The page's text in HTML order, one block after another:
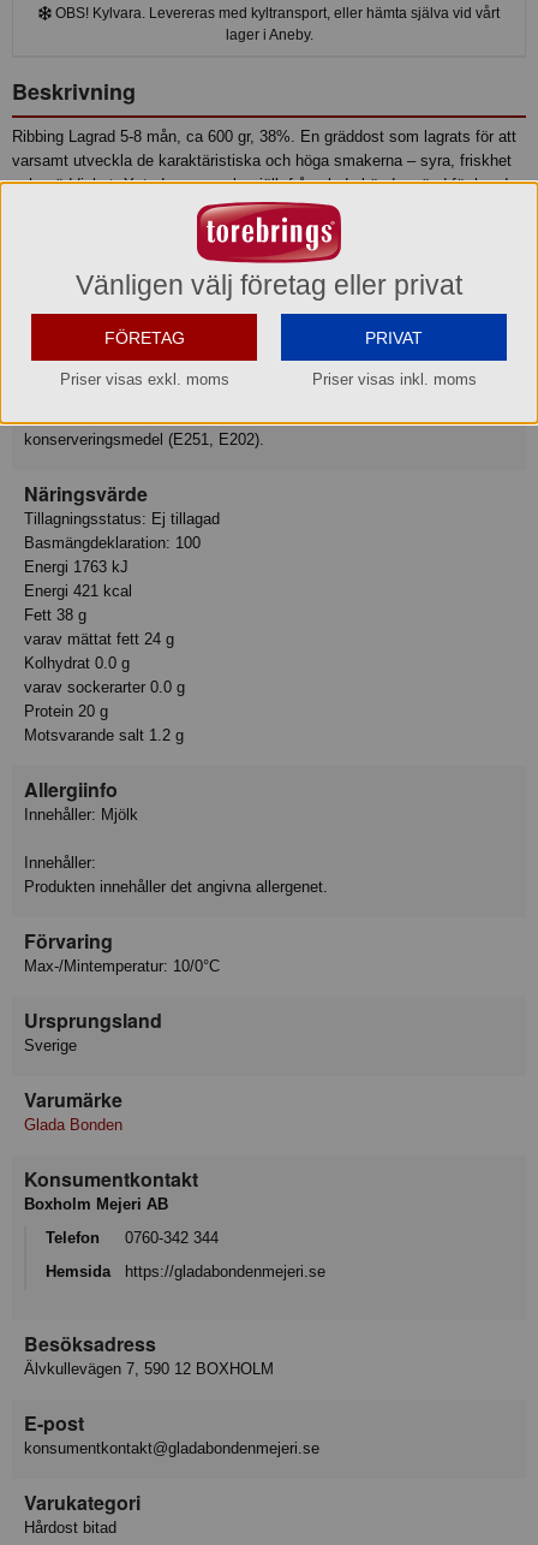
OBS! Kylvara. Levereras med kyltransport, eller hämta själva vid vårt
lager i Aneby.
Beskrivning
Ribbing Lagrad 5-8 mån, ca 600 gr, 38%. En gräddost som lagrats för att
varsamt utveckla de karaktäristiska och höga smakerna – syra, friskhet
och gräddighet. Ystad av svensk mjölk från glada bönder vänd för hand
Produktinformation
Taggar
Ingredienser
konserveringsmedel (E251, E202).
Näringsvärde
Tillagningsstatus: Ej tillagad
Basmängdeklaration: 100
Energi 1763 kJ
Energi 421 kcal
Fett 38 g
varav mättat fett 24 g
Kolhydrat 0.0 g
varav sockerarter 0.0 g
Protein 20 g
Motsvarande salt 1.2 g
Allergiinfo
Innehåller: Mjölk
Innehåller:
Produkten innehåller det angivna allergenet.
Förvaring
Max-/Mintemperatur: 10/0°C
Ursprungsland
Sverige
Varumärke
Glada Bonden
Konsumentkontakt
Boxholm Mejeri AB
Telefon
0760-342 344
Hemsida
https://gladabondenmejeri.se
Besöksadress
Älvkullevägen 7, 590 12 BOXHOLM
E-post
konsumentkontakt@gladabondenmejeri.se
Varukategori
Hårdost bitad
Vänligen välj företag eller privat
FÖRETAG
Priser visas exkl. moms
PRIVAT
Priser visas inkl. moms